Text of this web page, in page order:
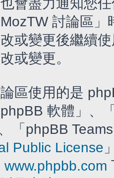
會盡力通知您
討論區
或變更後繼續
或變更。
區使用的是
軟體」、
「phpBB
Public License
www.phpbb.com